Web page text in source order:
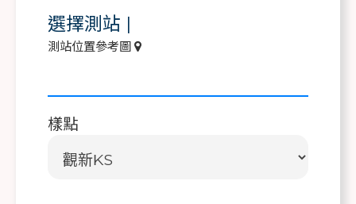
選擇測站 |
測站位置參考圖
樣點